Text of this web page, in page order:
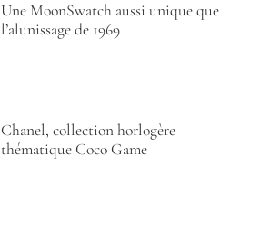
Une MoonSwatch aussi unique que
l’alunissage de 1969
Chanel, collection horlogère
thématique Coco Game